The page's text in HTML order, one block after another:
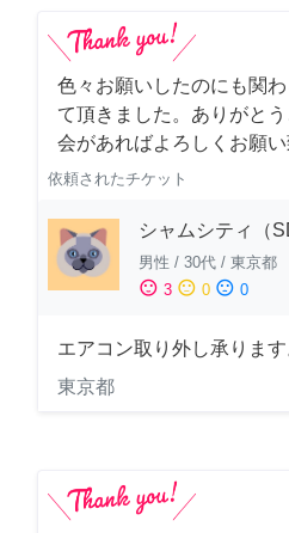
色々お願いしたのにも関
て頂きました。ありがと
会があればよろしくお願
依頼されたチケット
シャムシティ（
男性 / 30代 / 東京都
sentiment_satisfied 3 sentiment_neutral 0 sentiment_dissatisfied 0
エアコン取り外し承ります
東京都